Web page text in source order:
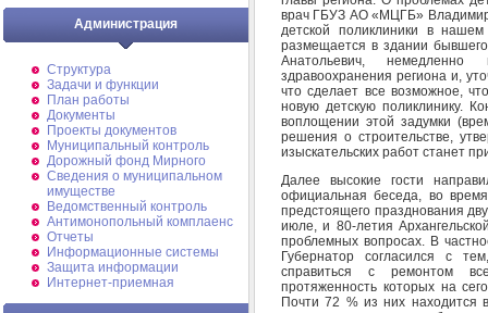
Администрация
Структура
Задачи и функции
План работы
Документы
Проекты документов
Муниципальный контроль
Дорожный фонд Мирного
Cведения о муниципальном
имуществе
Ведомственный контроль
Антимонопольный комплаенс
Отчеты
Информационные системы
Защита информации
Интернет-приемная
врач ГБУЗ АО «МЦГБ» Владимир
детской поликлиники в
размещается в здании
Анатольевич,
здравоохранения региона и,
что сделает все возможное,
новую детскую поликлинику.
воплощении этой задумки
решения о строительстве,
изыскательских работ станет
Далее высокие гости
официальная беседа, во
предстоящего празднования
июле, и 80-летия
проблемных вопросах. В
Губернатор согласился с
справиться с ремонтом
протяженность которых на
Почти 72 % из них находится